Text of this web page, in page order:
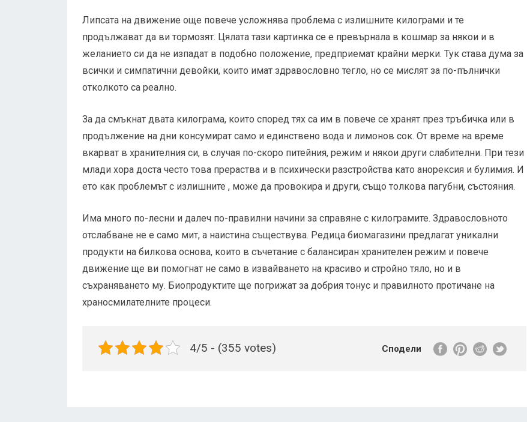
Липсата на движение още повече усложнява проблема с излишните килограми и те
продължават да ви тормозят. Цялата тази картинка се е превърнала в кошмар за някои и в
желанието си да не изпадат в подобно положение, предприемат крайни мерки. Тук става дума за
всички и симпатични девойки, които имат здравословно тегло, но се мислят за по-пълнички
отколкото са реално.
За да смъкнат двата килограма, които според тях са им в повече се хранят през тръбичка или в
продължение на дни консумират само и единствено вода и лимонов сок. От време на време
вкарват в хранителния си, в случая по-скоро питейния, режим и някои други слабителни. При тези
млади хора доста често това прераства и в психически разстройства като анорексия и булимия. И
ето как проблемът с излишните , може да провокира и други, също толкова пагубни, състояния.
Има много по-лесни и далеч по-правилни начини за справяне с килограмите. Здравословното
отслабване не е само мит, а наистина съществува. Редица биомагазини предлагат уникални
продукти на билкова основа, които в съчетание с балансиран хранителен режим и повече
движение ще ви помогнат не само в извайването на красиво и стройно тяло, но и в
съхраняването му. Биопродуктите ще погрижат за добрия тонус и правилното протичане на
храносмилателните процеси.
4/5 - (355 votes) Сподели